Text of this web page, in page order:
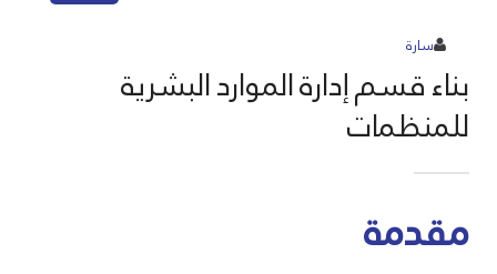
سارة
بناء قسم إدارة الموارد البشرية
للمنظمات
مقدمة